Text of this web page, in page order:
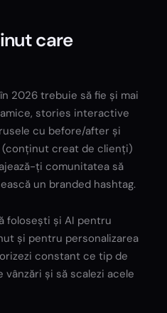
care
2026 trebuie să fie și mai
stories interactive
cu before/after și
(conținut creat de clienți)
ți comunitatea să
un branded hashtag.
folosești și AI pentru
și pentru personalizarea
constant ce tip de
și să scalezi acele